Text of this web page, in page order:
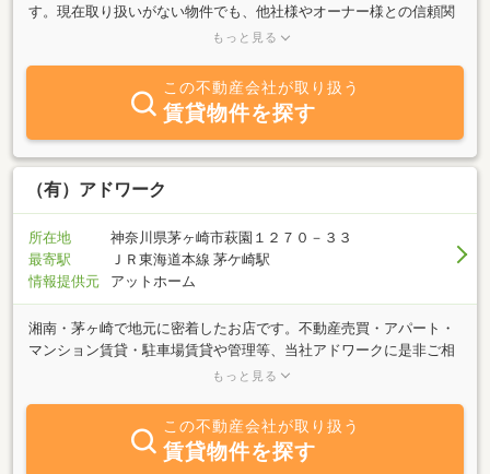
す。現在取り扱いがない物件でも、他社様やオーナー様との信頼関
係により、神奈川県内の事業用物件でしたら、ほぼ全て当社でご紹
社にてご対応させていただきます。また、当社の強みとしてITでの
情報収集にも力を入れ、最新の情報を毎日収集しております。お問
い合わせを頂ければ当社の豊富なデーターベースで良い物件をご紹
介させていただきます。居住用の賃貸物件も当社のグループ会社に
てご対応が可能です。倉庫・工場・事務所・店舗・土地などの賃
貸・売買物件をお探しの方、空き物件をお持ちの方は厚木倉庫にお
合わせ、お待ちしております！
もっと見る
この不動産会社が取り扱う
賃貸物件を探す
（有）アドワーク
所在地
神奈川県茅ヶ崎市萩園１２７０－３３
最寄駅
ＪＲ東海道本線 茅ケ崎駅
情報提供元
アットホーム
湘南・茅ヶ崎で地元に密着したお店です。不動産売買・アパート・
マンション賃貸・駐車場賃貸や管理等、当社アドワークに是非ご相
談してください。お客様に満足していただける物件をお探しいたし
で、お気軽にお越しください。ささいな疑問や相談でもお気軽にど
うぞ。スタッフ一同お待ちしております。
もっと見る
この不動産会社が取り扱う
賃貸物件を探す